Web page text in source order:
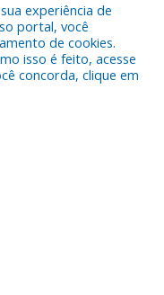
experiência de
portal, você
de cookies.
isso é feito, acesse
concorda, clique em